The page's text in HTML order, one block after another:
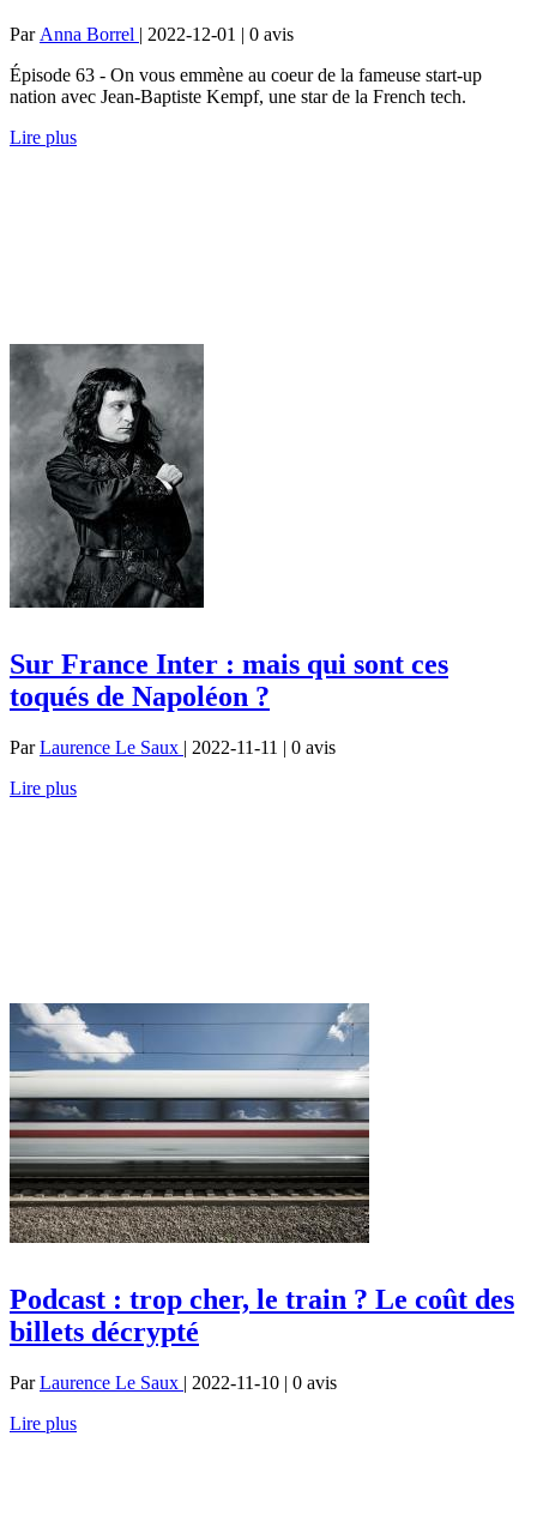
Par Anna Borrel | 2022-12-01 | 0 avis
Épisode 63 - On vous emmène au coeur de la fameuse start-up
nation avec Jean-Baptiste Kempf, une star de la French tech.
Lire plus
Sur France Inter : mais qui sont ces
toqués de Napoléon ?
ParLaurence Le Saux | 2022-11-11 | 0 avis
Lire plus
Podcast : trop cher, le train ? Le coût des
billets décrypté
ParLaurence Le Saux | 2022-11-10 | 0 avis
Lire plus